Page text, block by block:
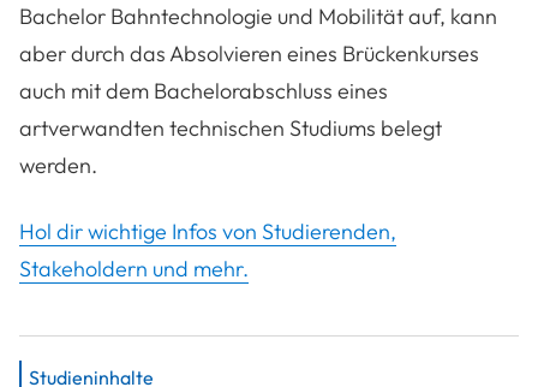
Bachelor Bahntechnologie und Mobilität auf, kann
aber durch das Absolvieren eines Brückenkurses
auch mit dem Bachelorabschluss eines
artverwandten technischen Studiums belegt
werden.
Hol dir wichtige Infos von Studierenden,
Stakeholdern und mehr.
Studieninhalte